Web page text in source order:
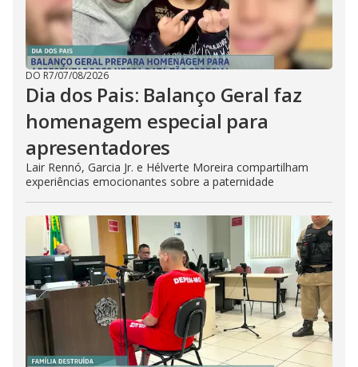
DO R7/07/08/2026
Dia dos Pais: Balanço Geral faz
homenagem especial para
apresentadores
Lair Rennó, Garcia Jr. e Hélverte Moreira compartilham
experiências emocionantes sobre a paternidade